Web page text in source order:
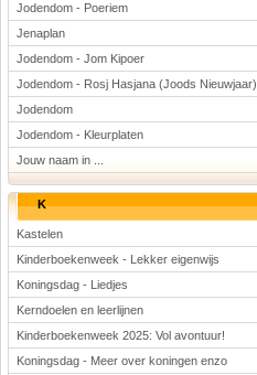
Jodendom - Poeriem
Jenaplan
Jodendom - Jom Kipoer
Jodendom - Rosj Hasjana (Joods Nieuwjaar)
Jodendom
Jodendom - Kleurplaten
Jouw naam in ...
K
Kastelen
Kinderboekenweek - Lekker eigenwijs
Koningsdag - Liedjes
Kerndoelen en leerlijnen
Kinderboekenweek 2025: Vol avontuur!
Koningsdag - Meer over koningen enzo